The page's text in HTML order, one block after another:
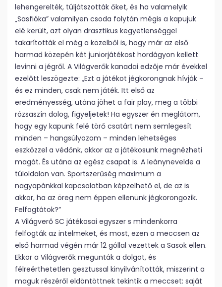
lehengerelték, túljátszották őket, és ha valamelyik
„Sasfióka” valamilyen csoda folytán mégis a kapujuk
elé került, azt olyan drasztikus kegyetlenséggel
takarították el még a közelből is, hogy már az első
harmad közepén két juniorjátékost hordágyon kellett
levinni a jégről. A Világverők kanadai edzője már évekkel
ezelőtt leszögezte: „Ezt a játékot jégkorongnak hívják –
és ez minden, csak nem játék. Itt első az
eredményesség, utána jöhet a fair play, meg a többi
rózsaszín dolog, figyeljetek! Ha egyszer én meglátom,
hogy egy kapunk felé törő csatárt nem semlegesít
minden – hangsúlyozom – minden lehetséges
eszközzel a védőnk, akkor az a játékosunk megnézheti
magát. És utána az egész csapat is. A leánynevelde a
túloldalon van. Sportszerűség maximum a
nagyapánkkal kapcsolatban képzelhető el, de az is
akkor, ha az öreg nem éppen ellenünk jégkorongozik.
Felfogtátok?”
A Világverő SC játékosai egyszer s mindenkorra
felfogták az intelmeket, és most, ezen a meccsen az
első harmad végén már 12 góllal vezettek a Sasok ellen.
Ekkor a Világverők megunták a dolgot, és
félreérthetetlen gesztussal kinyilvánították, miszerint a
maguk részéről eldöntöttnek tekintik a meccset: saját